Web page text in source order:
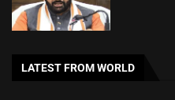
LATEST FROM WORLD